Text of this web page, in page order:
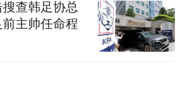
查韩足协总
主帅任命程